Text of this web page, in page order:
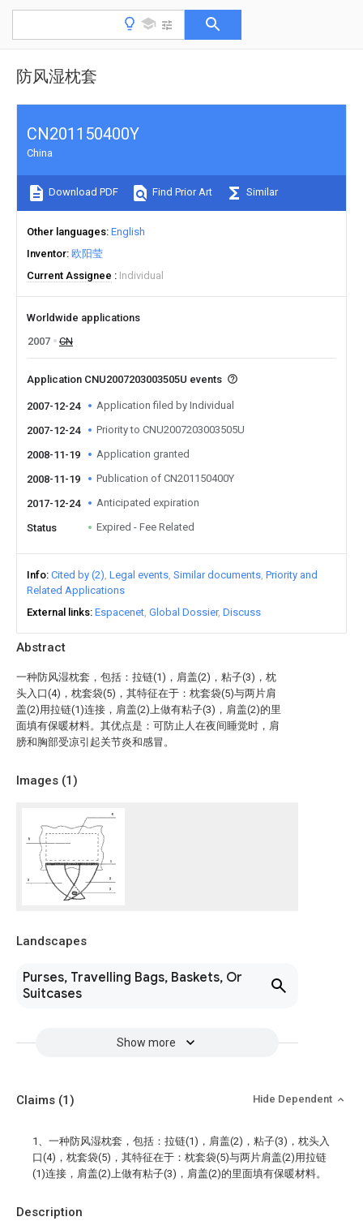
防风湿枕套
Abstract
一种防风湿枕套，包括：拉链(1)，肩盖(2)，粘子(3)，枕
头入口(4)，枕套袋(5)，其特征在于：枕套袋(5)与两片肩
盖(2)用拉链(1)连接，肩盖(2)上做有粘子(3)，肩盖(2)的里
面填有保暖材料。其优点是：可防止人在夜间睡觉时，肩
膀和胸部受凉引起关节炎和感冒。
Images (1)
Landscapes
Purses, Travelling Bags, Baskets, Or
Suitcases
Show more
CN201150400Y
China
Download PDF Find Prior Art Similar
Other languages English
Inventor 欧阳莹
Current Assignee
Individual
Worldwide applications
2007
CN
Application CNU2007203003505U events
2007-12-24 Application filed by Individual
2007-12-24 Priority to CNU2007203003505U
2008-11-19 Application granted
2008-11-19 Publication of CN201150400Y
2017-12-24 Anticipated expiration
Status Expired - Fee Related
Info Cited by (2) Legal events Similar documents Priority and
Related Applications
External links Espacenet Global Dossier Discuss
Description
Claims (1) Hide Dependent
1、一种防风湿枕套，包括：拉链(1)，肩盖(2)，粘子(3)，枕头入
口(4)，枕套袋(5)，其特征在于：枕套袋(5)与两片肩盖(2)用拉链
(1)连接，肩盖(2)上做有粘子(3)，肩盖(2)的里面填有保暖材料。